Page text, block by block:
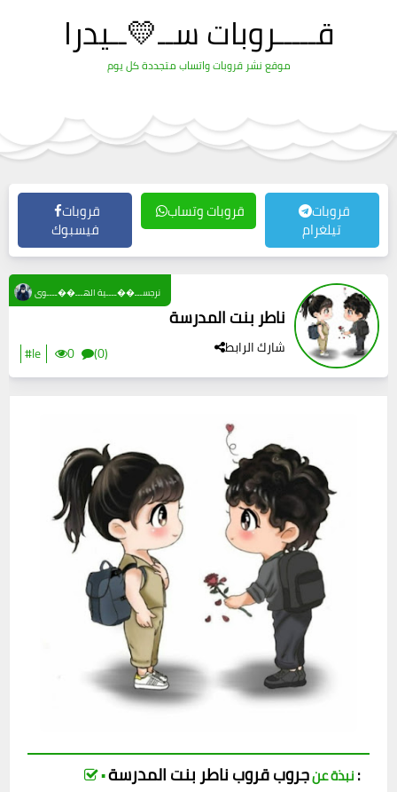
قـــــروبات ســ💛ــيدرا
موقع نشر قروبات واتساب متجددة كل يوم
قروبات
فيسبوك
قروبات وتساب قروبات
تيلغرام
ناطر بنت المدرسة
شارك الرابط #le 0 (0)
نرجســـ��ــــية الهـــ��ــــوى
▪︎ نبذة عنجروبقروبناطر بنت المدرسة :